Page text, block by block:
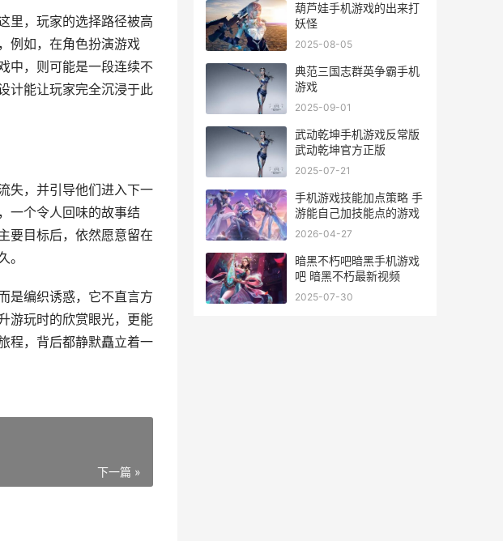
里，玩家的选择路径被高
例如，在角色扮演游戏
中，则可能是一段连续不
计能让玩家完全沉浸于此
失，并引导他们进入下一
一个令人回味的故事结
要目标后，依然愿意留在
。
是编织诱惑，它不直言方
游玩时的欣赏眼光，更能
程，背后都静默矗立着一
下一篇 »
葫芦娃手机游戏的出来打
妖怪
2025-08-05
典范三国志群英争霸手机
游戏
2025-09-01
武动乾坤手机游戏反常版
武动乾坤官方正版
2025-07-21
手机游戏技能加点策略 手
游能自己加技能点的游戏
2026-04-27
暗黑不朽吧暗黑手机游戏
吧 暗黑不朽最新视频
2025-07-30